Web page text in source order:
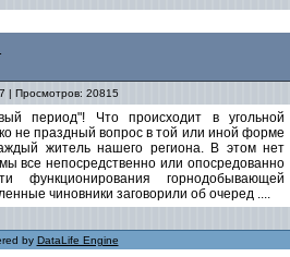
| Просмотров: 20815
период"! Что происходит в угольной
не праздный вопрос в той или иной форме
житель нашего региона. В этом нет
мы все непосредственно или опосредованно
функционирования горнодобывающей
чиновники заговорили об очеред ....
by DataLife Engine